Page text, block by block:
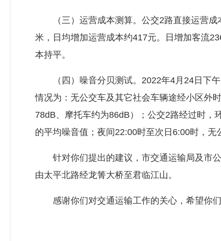
（三）运营成本测算。公交2路直接运营成
米，日均增加运营成本约417元。日增加客流
本持平。
（四） 噪音分贝测试。2022年4月24日下
情况为：无公交车及其它社会车辆途经小区外
78dB、摩托车约为86dB）；公交2路经过时，
的平均噪音值；夜间22:00时至次日6:00时，
针对你们提出的建议，市交通运输局及市公
由太平北路经龙箐大桥至君临江山。
感谢你们对交通运输工作的关心，希望你们